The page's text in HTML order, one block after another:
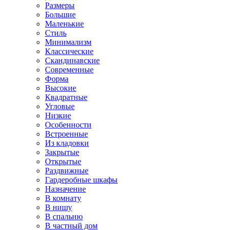
Размеры
Большие
Маленькие
Стиль
Минимализм
Классические
Скандинавские
Современные
Форма
Высокие
Квадратные
Угловые
Низкие
Особенности
Встроенные
Из кладовки
Закрытые
Открытые
Раздвижные
Гардеробные шкафы
Назначение
В комнату
В нишу
В спальню
В частный дом